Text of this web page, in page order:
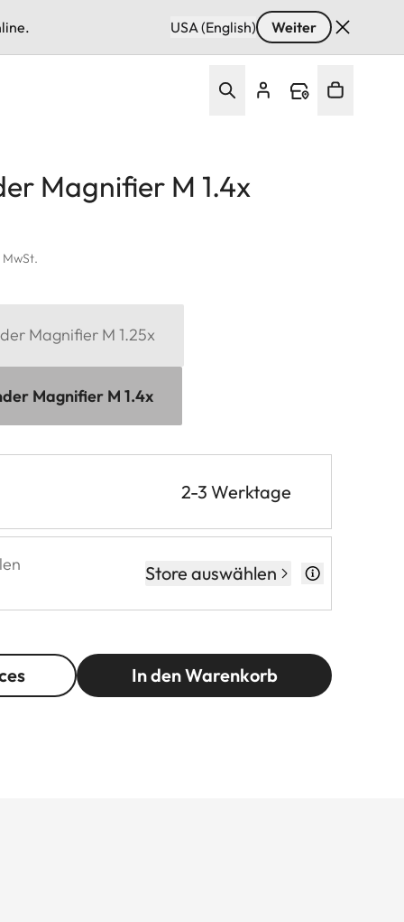
USA (English) Weiter
Magnifier M 1.4x
Magnifier M 1.25x
Magnifier M 1.4x
2-3 Werktage
Store auswählen
In den Warenkorb